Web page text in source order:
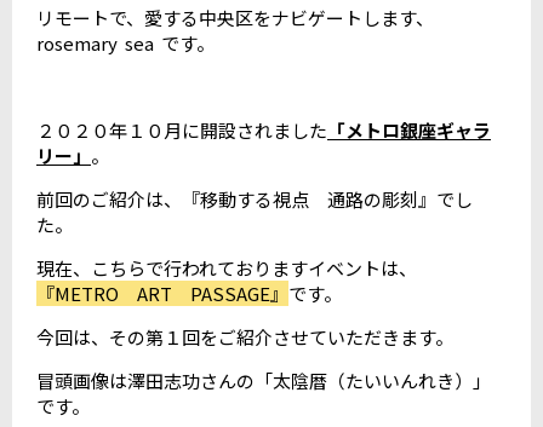
リモートで、愛する中央区をナビゲートします、
rosemary sea です。
２０２０年１０月に開設されました 「メトロ銀座ギャラ
リー」 。
前回のご紹介は、『移動する視点 通路の彫刻』でし
た。
現在、こちらで行われておりますイベントは、
『METRO ART PASSAGE』 です。
今回は、その第１回をご紹介させていただきます。
冒頭画像は澤田志功さんの「太陰暦（たいいんれき）」
です。